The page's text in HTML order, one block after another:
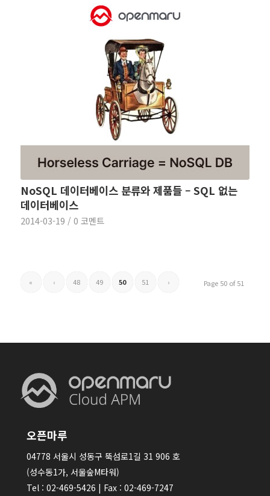
NoSQL 데이터베이스 분류와 제품들 – SQL 없는
데이터베이스
2014-03-19 / 0 코멘트
Page 50 of 51
« ‹ 48 49 50 51 ›
오픈마루
04778 서울시 성동구 뚝섬로1길 31 906 호
(성수동1가, 서울숲M타워)
Tel : 02-469-5426 | Fax : 02-469-7247